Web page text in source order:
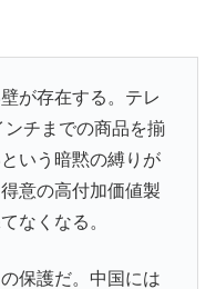
が存在する。テレ
チまでの商品を揃
いう暗黙の縛りが
意の高付加価値製
なくなる。
保護だ。中国には